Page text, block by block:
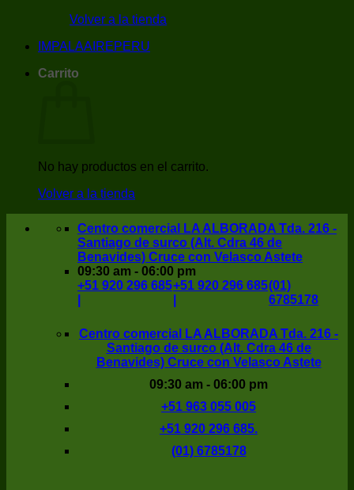
Volver a la tienda
IMPALAAIREPERU
Carrito
No hay productos en el carrito.
Volver a la tienda
Centro comercial LA ALBORADA Tda. 216 -
Santiago de surco (Alt. Cdra 46 de
Benavides) Cruce con Velasco Astete
09:30 am - 06:00 pm
+51 920 296 685+51 920 296 685(01)
6785178
Centro comercial LA ALBORADA Tda. 216 -
Santiago de surco (Alt. Cdra 46 de
Benavides) Cruce con Velasco Astete
09:30 am - 06:00 pm
+51 963 055 005
+51 920 296 685.
(01) 6785178